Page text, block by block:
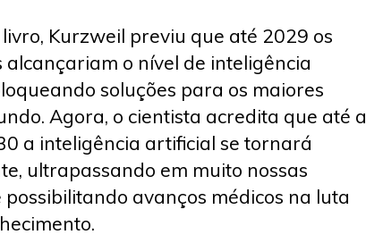
Kurzweil previu que até 2029 os
o nível de inteligência
soluções para os maiores
Agora, o cientista acredita que até a
a inteligência artificial se tornará
ultrapassando em muito nossas
possibilitando avanços médicos na luta